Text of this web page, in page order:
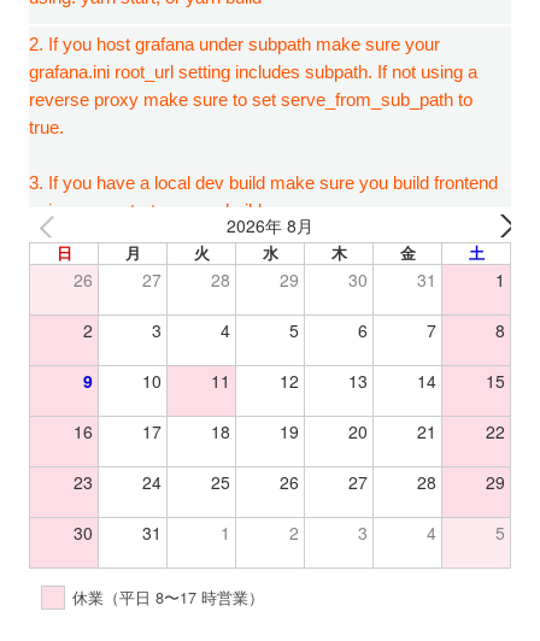
2026年 8月
日 月 火 水 木 金 土
26 27 28 29 30 31 1
2 3 4 5 6 7 8
9 10 11 12 13 14 15
16 17 18 19 20 21 22
23 24 25 26 27 28 29
30 31 1 2 3 4 5
休業（平日 8〜17 時営業）